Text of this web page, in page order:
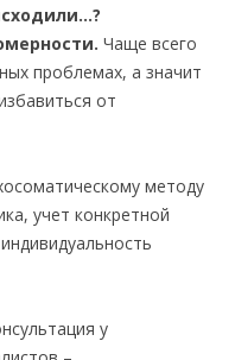
Чаще всего
проблемах, а значит
от
методу
учет конкретной
у